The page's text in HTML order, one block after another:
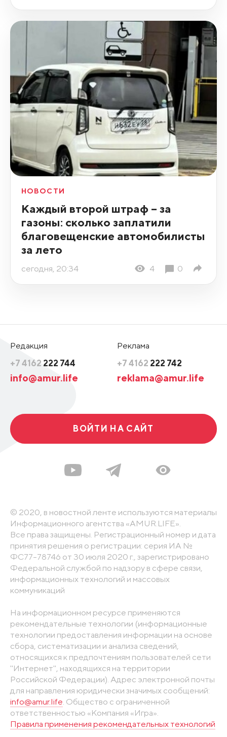
НОВОСТИ
Каждый второй штраф – за
газоны: сколько заплатили
благовещенские автомобилисты
за лето
сегодня, 20:34 4 0
Редакция
+7 4162 222 744
info@amur.life
Реклама
+7 4162 222 742
reklama@amur.life
ВОЙТИ НА САЙТ
© 2020, в новостной ленте используются материалы
Информационного агентства «AMUR.LIFE».
Все права защищены. Регистрационный номер и дата
принятия решения о регистрации: серия ИА №
ФС77-78746 от 30 июля 2020 г., зарегистрировано
Федеральной службой по надзору в сфере связи,
информационных технологий и массовых
коммуникаций
На информационном ресурсе применяются
рекомендательные технологии (информационные
технологии предоставления информации на основе
сбора, систематизации и анализа сведений,
относящихся к предпочтениям пользователей сети
"Интернет", находящихся на территории
Российской Федерации). Адрес электронной почты
для направления юридически значимых сообщений:
info@amur.life. Общество с ограниченной
ответственностью «Компания «Игра».
Правила применения рекомендательных технологий